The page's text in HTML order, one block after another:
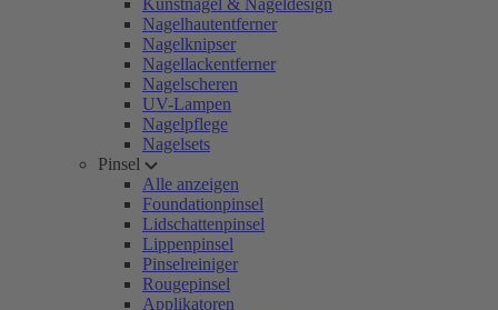
Kunstnägel & Nageldesign
Nagelhautentferner
Nagelknipser
Nagellackentferner
Nagelscheren
UV-Lampen
Nagelpflege
Nagelsets
Pinsel
Alle anzeigen
Foundationpinsel
Lidschattenpinsel
Lippenpinsel
Pinselreiniger
Rougepinsel
Applikatoren